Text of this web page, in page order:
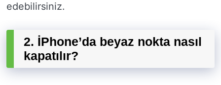
edebilirsiniz.
2. İPhone’da beyaz nokta nasıl
kapatılır?